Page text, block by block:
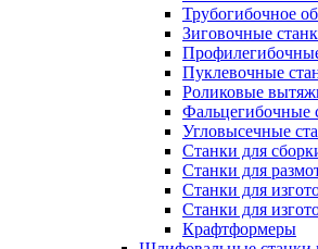
Трубогибочное
Зиговочные
Пуклевочные
Роликовые
Фальцегибочные
Угловысечные
Станки для
Станки для
Станки для
Станки для
Крафтформеры